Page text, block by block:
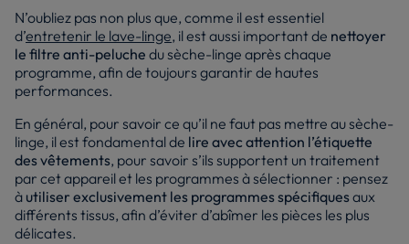
N’oubliez pas non plus que, comme il est essentiel
d’entretenir le lave-linge, il est aussi important de nettoyer
le filtre anti-peluche du sèche-linge après chaque
programme, afin de toujours garantir de hautes
performances.
En général, pour savoir ce qu’il ne faut pas mettre au sèche-
linge, il est fondamental de lire avec attention l’étiquette
des vêtements, pour savoir s’ils supportent un traitement
par cet appareil et les programmes à sélectionner : pensez
à utiliser exclusivement les programmes spécifiquesaux
différents tissus, afin d’éviter d’abîmer les pièces les plus
délicates.